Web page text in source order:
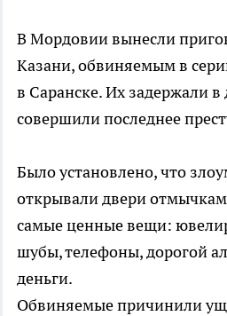
В Мордовии вынесли
Казани, обвиняемым в
в Саранске. Их задержали в
совершили последнее
Было установлено, что
открывали двери
самые ценные вещи:
шубы, телефоны, дорогой
деньги.
Обвиняемые причинили